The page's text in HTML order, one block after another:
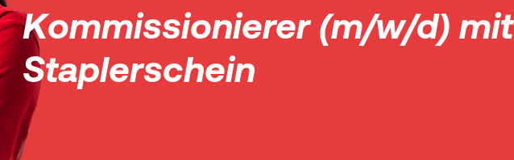
Kommissionierer (m/w/d) mit
Staplerschein